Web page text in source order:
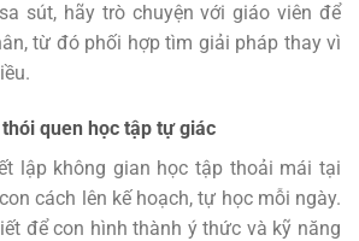
sút, hãy trò chuyện với giáo viên để
từ đó phối hợp tìm giải pháp thay vì
quen học tập tự giác
lập không gian học tập thoải mái tại
cách lên kế hoạch, tự học mỗi ngày.
để con hình thành ý thức và kỹ năng